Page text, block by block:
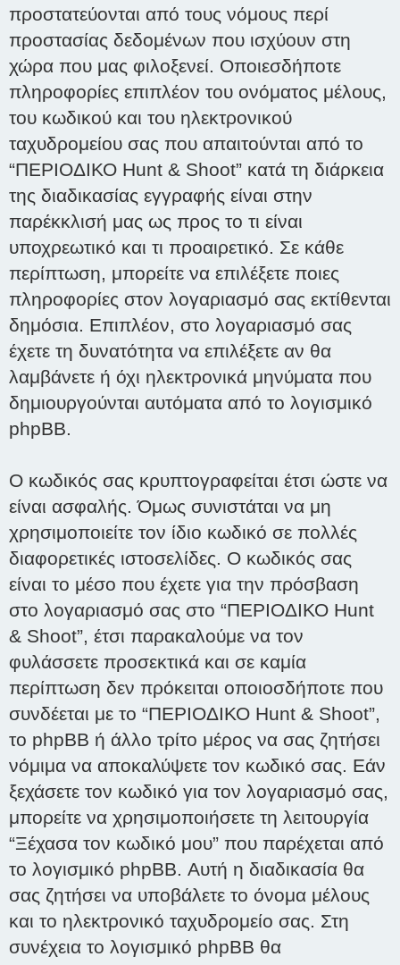
προστατεύονται από τους νόμους περί
προστασίας δεδομένων που ισχύουν στη
χώρα που μας φιλοξενεί. Οποιεσδήποτε
πληροφορίες επιπλέον του ονόματος μέλους,
του κωδικού και του ηλεκτρονικού
ταχυδρομείου σας που απαιτούνται από το
“ΠΕΡΙΟΔΙΚΟ Hunt & Shoot” κατά τη διάρκεια
της διαδικασίας εγγραφής είναι στην
παρέκκλισή μας ως προς το τι είναι
υποχρεωτικό και τι προαιρετικό. Σε κάθε
περίπτωση, μπορείτε να επιλέξετε ποιες
πληροφορίες στον λογαριασμό σας εκτίθενται
δημόσια. Επιπλέον, στο λογαριασμό σας
έχετε τη δυνατότητα να επιλέξετε αν θα
λαμβάνετε ή όχι ηλεκτρονικά μηνύματα που
δημιουργούνται αυτόματα από το λογισμικό
phpBB.
Ο κωδικός σας κρυπτογραφείται έτσι ώστε να
είναι ασφαλής. Όμως συνιστάται να μη
χρησιμοποιείτε τον ίδιο κωδικό σε πολλές
διαφορετικές ιστοσελίδες. Ο κωδικός σας
είναι το μέσο που έχετε για την πρόσβαση
στο λογαριασμό σας στο “ΠΕΡΙΟΔΙΚΟ Hunt
& Shoot”, έτσι παρακαλούμε να τον
φυλάσσετε προσεκτικά και σε καμία
περίπτωση δεν πρόκειται οποιοσδήποτε που
συνδέεται με το “ΠΕΡΙΟΔΙΚΟ Hunt & Shoot”,
το phpBB ή άλλο τρίτο μέρος να σας ζητήσει
νόμιμα να αποκαλύψετε τον κωδικό σας. Εάν
ξεχάσετε τον κωδικό για τον λογαριασμό σας,
μπορείτε να χρησιμοποιήσετε τη λειτουργία
“Ξέχασα τον κωδικό μου” που παρέχεται από
το λογισμικό phpBB. Αυτή η διαδικασία θα
σας ζητήσει να υποβάλετε το όνομα μέλους
και το ηλεκτρονικό ταχυδρομείο σας. Στη
συνέχεια το λογισμικό phpBB θα